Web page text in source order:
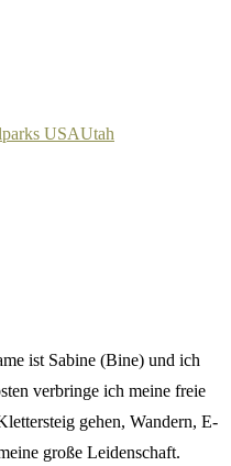
USAUtah
ist Sabine (Bine) und ich
verbringe ich meine freie
gehen, Wandern, E-
große Leidenschaft.